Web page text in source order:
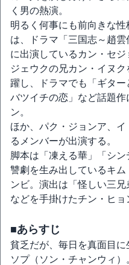
く男の熱演。
明るく何事にも前向きな
は、ドラマ「三国志～趙
に出演しているカン・セジ
ジェウクの兄カン・イヌ
躍し、ドラマでも「ギタ
バツイチの恋」など話題
ン。
ほか、パク・ジョンア、
るメンバーが出演する。
脚本は「凍える華」「シ
讐劇を生み出しているキ
ンビ。演出は「怪しい三兄
などを手掛けたチン・ヒョ
■あらすじ
貧乏だが、毎日を真面目
ソプ（ソン・チャンウィ